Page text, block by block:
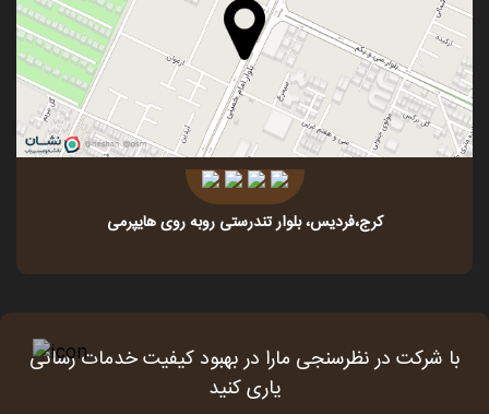
کرج،فردیس، بلوار تندرستی روبه روی هایپرمی
با شرکت در نظرسنجی مارا در بهبود کیفیت خدمات رسانی
یاری کنید